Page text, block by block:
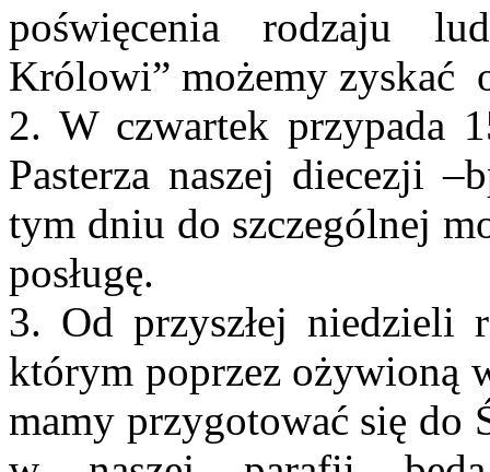
poświęcenia rodzaju
Królowi” możemy zyskać
2. W czwartek przypada
Pasterza naszej diecezji
tym dniu do szczególnej
posługę.
3. Od przyszłej niedzieli
którym poprzez ożywioną
mamy przygotować się do